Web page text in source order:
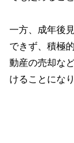
一方、成年後
できず、積極
動産の売却な
けることにな